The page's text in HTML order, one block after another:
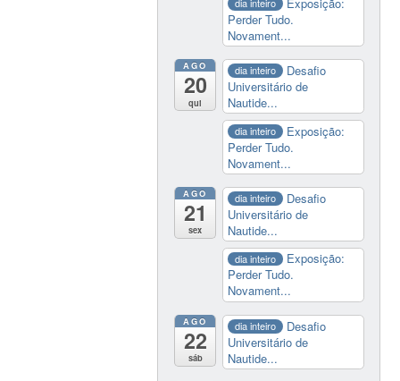
Perder Tudo.
Novament...
AGO
20
qui
dia inteiro
Desafio
Universitário de
Nautide...
dia inteiro
Exposição:
Perder Tudo.
Novament...
AGO
21
sex
dia inteiro
Desafio
Universitário de
Nautide...
dia inteiro
Exposição:
Perder Tudo.
Novament...
AGO
22
sáb
dia inteiro
Desafio
Universitário de
Nautide...